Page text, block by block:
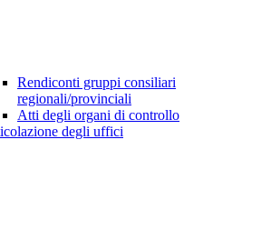
Rendiconti gruppi consiliari
regionali/provinciali
Atti degli organi di controllo
degli uffici